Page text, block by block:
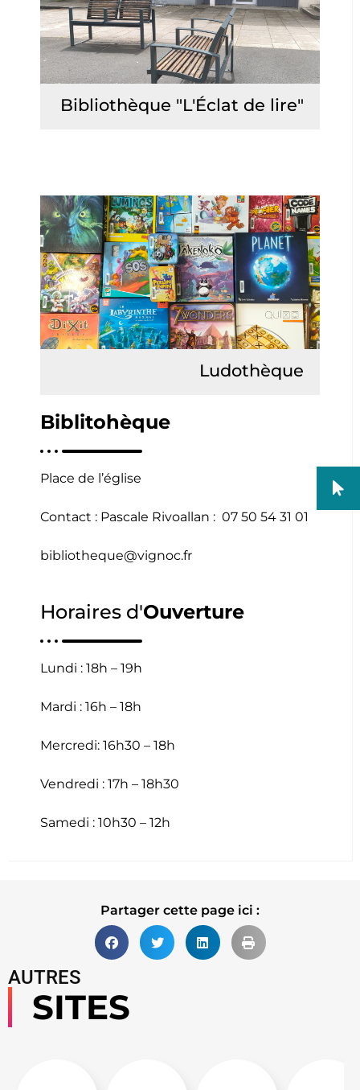
Bibliothèque "L'Éclat de lire"
Ludothèque
Biblitohèque
Place de l’église
Contact : Pascale Rivoallan : 07 50 54 31 01
bibliotheque@vignoc.fr
Horaires d'Ouverture
Lundi : 18h – 19h
Mardi : 16h – 18h
Mercredi: 16h30 – 18h
Vendredi : 17h – 18h30
Samedi : 10h30 – 12h
Partager cette page ici :
AUTRES
SITES